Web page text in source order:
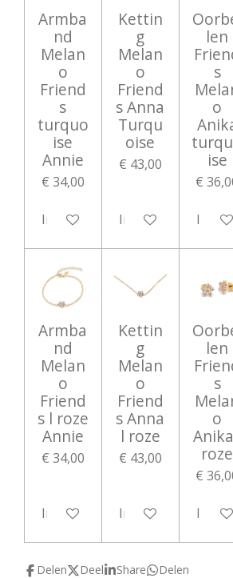
Armba
nd
Melan
o
Friend
s
turquo
ise
Annie
€ 34,00
In winkelwagen
Kettin
g
Melan
o
Friend
s Anna
Turqu
oise
€ 43,00
In winkelwagen
len
s
o
ise
€
In
Armba
nd
Melan
o
Friend
s l roze
Annie
€ 34,00
In winkelwagen
Kettin
g
Melan
o
Friend
s Anna
l roze
€ 43,00
In winkelwagen
len
s
o
roze
€
In
Delen Deel Share Delen